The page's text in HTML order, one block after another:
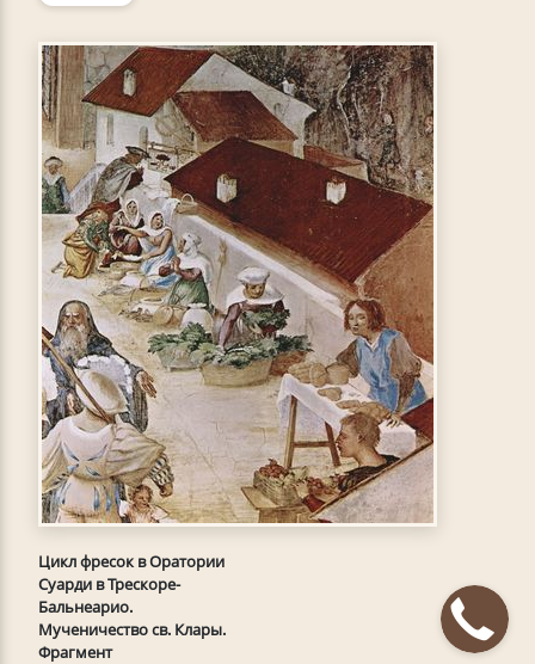
Цикл фресок в Оратории
Суарди в Трескоре-
Бальнеарио.
Мученичество св. Клары.
Фрагмент